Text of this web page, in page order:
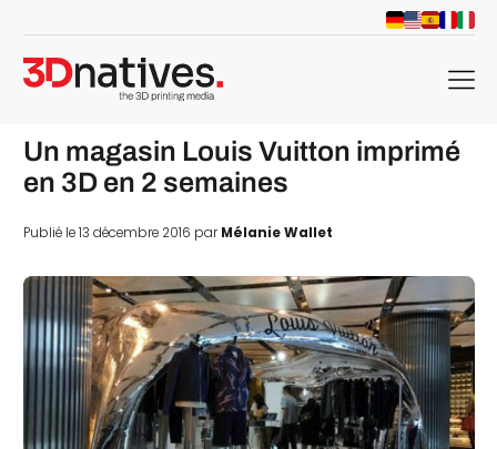
menu
Un magasin Louis Vuitton imprimé
en 3D en 2 semaines
Publié le 13 décembre 2016 parMélanie Wallet